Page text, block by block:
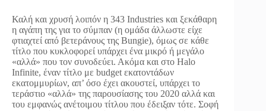
Καλή και χρυσή λοιπόν η 343 Industries και ξεκάθαρη
η αγάπη της για το σύμπαν (η ομάδα άλλωστε είχε
φτιαχτεί από βετεράνους της Bungie), όμως σε κάθε
τίτλο που κυκλοφορεί υπάρχει ένα μικρό ή μεγάλο
«αλλά» που τον συνοδεύει. Ακόμα και στο Halo
Infinite, έναν τίτλο με budget εκατοντάδων
εκατομμυρίων, απ’ όσο έχει ακουστεί, υπάρχει το
τεράστιο «αλλά» της παρουσίασης του 2020 αλλά και
του εμφανώς ανέτοιμου τίτλου που έδειξαν τότε. Σοφή